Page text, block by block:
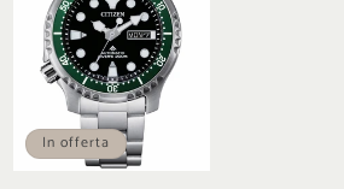
In offerta